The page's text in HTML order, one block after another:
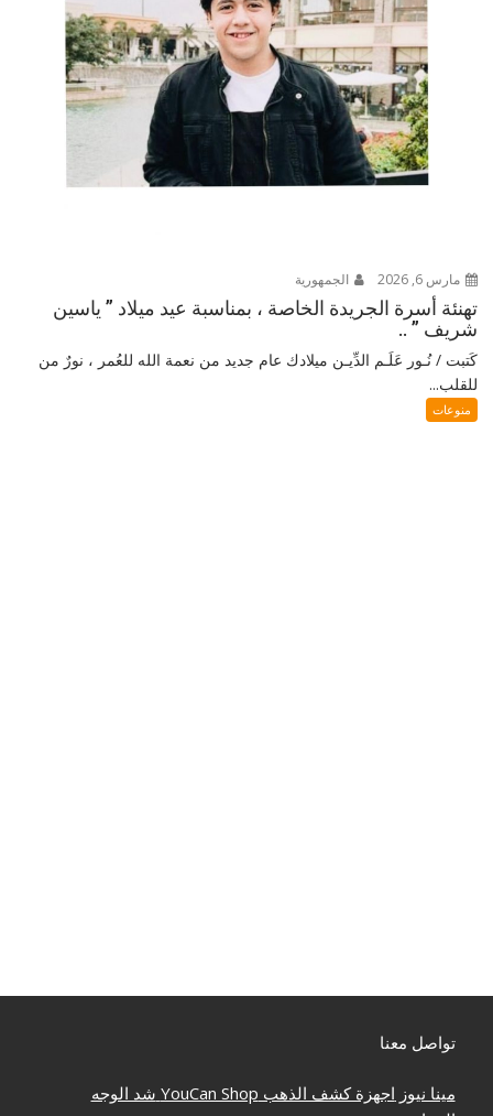
مارس 6, 2026 الجمهورية
تهنئة أسرة الجريدة الخاصة ، بمناسبة عيد ميلاد ” ياسين
شريف ” ..
كَتبت / نُـور عَلَـم الدِّيـن ميلادك عام جديد من نعمة الله للعُمر ، نورٌ من
للقلب...
منوعات
تواصل معنا
مينا نيوز اجهزة كشف الذهب YouCan Shop شد الوجه